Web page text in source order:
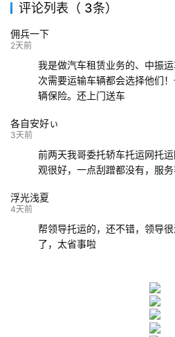
139****9233
评论列表（ 3条）
佣兵一下
2天前
我是做汽车租赁业务的、中振
次需要运输车辆都会选择他们
辆保险。还上门送车
各自安好ぃ
3天前
前两天我哥委托轿车托运网托
观很好，一点刮蹭都没有，服
浮光浅夏
4天前
帮领导托运的，还不错，领导
了，太省事啦